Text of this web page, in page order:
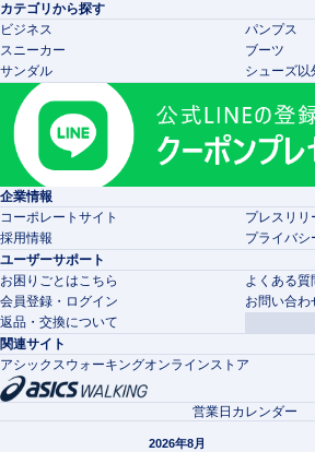
カテゴリから探す
ビジネス
パンプス
スニーカー
ブーツ
サンダル
シューズ以
企業情報
コーポレートサイト
プレスリリ
採用情報
プライバシ
ユーザーサポート
お困りごとはこちら
よくある質
会員登録・ログイン
お問い合わ
返品・交換について
関連サイト
アシックスウォーキングオンラインストア
営業日カレンダー
2026年8月